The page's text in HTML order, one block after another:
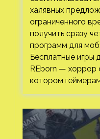
халявных
ограниченного
получить сразу
программ для
Бесплатные игры
REborn — хоррор
котором